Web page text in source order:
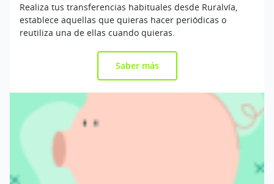
Realiza tus transferencias habituales desde Ruralvía,
establece aquellas que quieras hacer periódicas o
reutiliza una de ellas cuando quieras.
Saber más